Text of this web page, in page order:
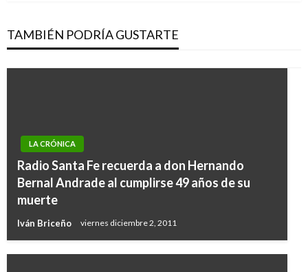
TAMBIÉN PODRÍA GUSTARTE
LA CRÓNICA
Radio Santa Fe recuerda a don Hernando
Bernal Andrade al cumplirse 49 años de su
muerte
Iván Briceño viernes diciembre 2, 2011